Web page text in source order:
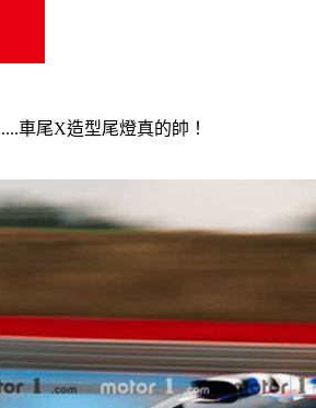
車尾X造型尾燈真的帥！